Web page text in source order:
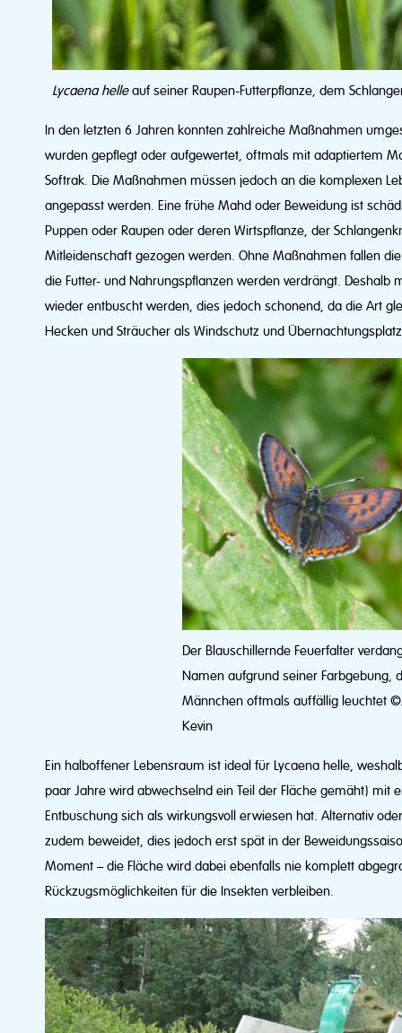
Lycaena helleauf seiner Raupen-Futterpflanze, dem
In den letzten 6 Jahren konnten zahlreiche Maßnahmen
wurden gepflegt oder aufgewertet, oftmals mit adaptiertem
Softrak. Die Maßnahmen müssen jedoch an die komplexen
angepasst werden. Eine frühe Mahd oder Beweidung ist
Puppen oder Raupen oder deren Wirtspflanze, der
Mitleidenschaft gezogen werden. Ohne Maßnahmen fallen
die Futter- und Nahrungspflanzen werden verdrängt. Deshalb
wieder entbuscht werden, dies jedoch schonend, da die Art
Hecken und Sträucher als Windschutz und
Der Blauschillernde Feuerfalter
Namen aufgrund seiner Farbgebung,
Männchen oftmals auffällig leuchtet
Kevin
Ein halboffener Lebensraum ist ideal für Lycaena helle,
paar Jahre wird abwechselnd ein Teil der Fläche gemäht) mit
Entbuschung sich als wirkungsvoll erwiesen hat. Alternativ
zudem beweidet, dies jedoch erst spät in der
Moment – die Fläche wird dabei ebenfalls nie komplett
Rückzugsmöglichkeiten für die Insekten verbleiben.